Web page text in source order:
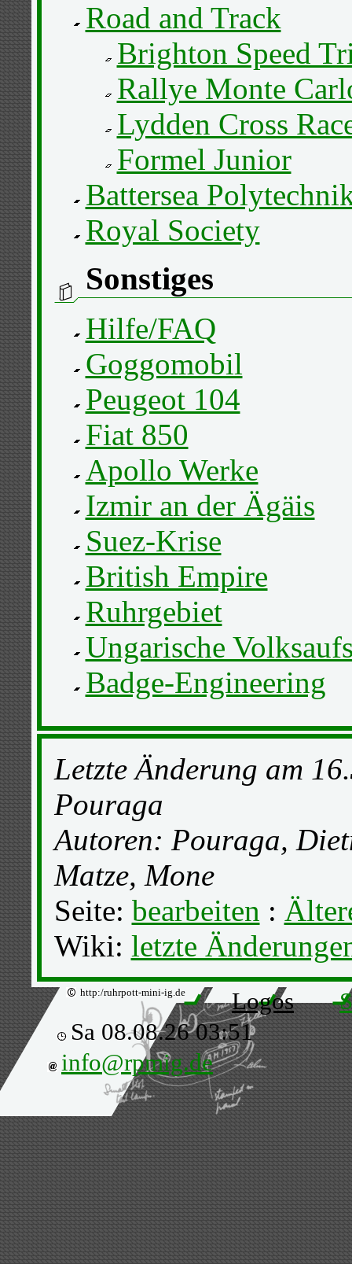
Road and Track
Brighton Speed
Rallye Monte
Lydden Cross
Formel Junior
Battersea
Royal Society
Sonstiges
Hilfe/FAQ
Goggomobil
Peugeot 104
Fiat 850
Apollo Werke
Izmir an der Ägäis
Suez-Krise
British Empire
Ruhrgebiet
Ungarische
Badge-Engineering
Letzte Änderung am
Pouraga
Autoren: Pouraga,
Matze, Mone
Seite: bearbeiten :
Wiki: letzte
http:/ruhrpott-mini-ig.de Logos
Sa 08.08.26 03:51
info@rpmig.de